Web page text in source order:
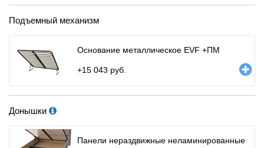
Подъемный механизм
Основание металлическое EVF +ПМ
+15 043 руб.
Донышки
Панели нераздвижные неламинированные